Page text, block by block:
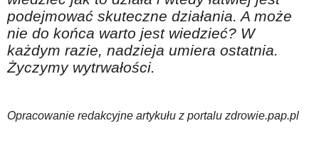
podejmować skuteczne działania. A może
nie do końca warto jest wiedzieć? W
każdym razie, nadzieja umiera ostatnia.
Życzymy wytrwałości.
Opracowanie redakcyjne artykułu z portalu zdrowie.pap.pl